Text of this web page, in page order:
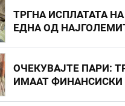
ТРГНА ИСПЛАТАТА
ЕДНА ОД
ОЧЕКУВАЈТЕ ПАРИ:
ИМААТ ФИНАНСИСКИ